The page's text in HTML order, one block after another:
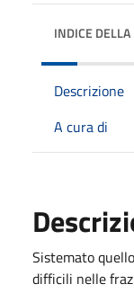
INDICE
Descrizione
A cura di
Sistemato
difficili nelle